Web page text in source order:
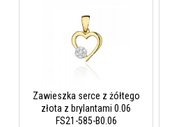
Zawieszka serce z żółtego
złota z brylantami 0.06
FS21-585-B0.06